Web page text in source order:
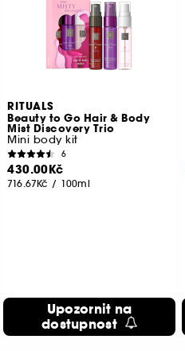
RITUALS
Beauty to Go Hair & Body
Mist Discovery Trio
Mini body kit
6
430.00Kč
716.67Kč / 100ml
Upozornit na
dostupnost